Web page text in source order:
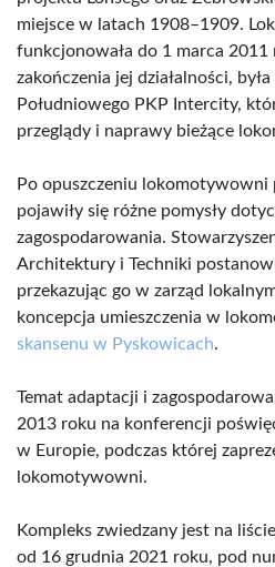
miejsce w latach 1908–1909.
funkcjonowała do 1 marca 2011
zakończenia jej działalności,
Południowego PKP Intercity,
przeglądy i naprawy bieżące
Po opuszczeniu lokomotywowni
pojawiły się różne pomysły
zagospodarowania.
Architektury i Techniki
przekazując go w zarząd
koncepcja umieszczenia w
skansenu w Pyskowicach.
Temat adaptacji i
2013 roku na konferencji
w Europie, podczas której
lokomotywowni.
Kompleks zwiedzany jest na
od 16 grudnia 2021 roku, pod